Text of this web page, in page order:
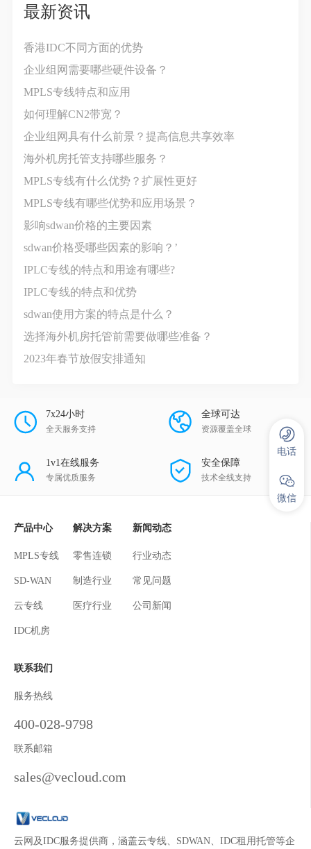
最新资讯
香港IDC不同方面的优势
企业组网需要哪些硬件设备？
MPLS专线特点和应用
如何理解CN2带宽？
企业组网具有什么前景？提高信息共享效率
海外机房托管支持哪些服务？
MPLS专线有什么优势？扩展性更好
MPLS专线有哪些优势和应用场景？
影响sdwan价格‍的主要因素
sdwan价格受哪些因素的影响？’
IPLC专线的特点和用途有哪些?
IPLC专线的特点和优势
sdwan使用方案的特点是什么？
选择海外机房托管前需要做哪些准备？
2023年春节放假安排通知
7x24小时
全天服务支持
全球可达
资源覆盖全球
1v1在线服务
专属优质服务
安全保障
技术全线支持
产品中心
MPLS专线
SD-WAN
云专线
IDC机房
解决方案
零售连锁
制造行业
医疗行业
新闻动态
行业动态
常见问题
公司新闻
联系我们
服务热线
400-028-9798
联系邮箱
sales@vecloud.com
云网及IDC服务提供商，涵盖云专线、SDWAN、IDC租用托管等企
电话
微信